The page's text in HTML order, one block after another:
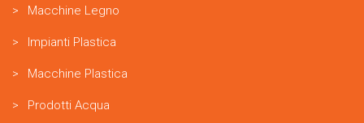
Macchine Legno
Impianti Plastica
Macchine Plastica
Prodotti Acqua